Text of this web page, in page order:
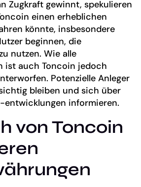
Zugkraft gewinnt, spekulieren
einen erheblichen
könnte, insbesondere
beginnen, die
nutzen. Wie alle
ist auch Toncoin jedoch
Potenzielle Anleger
bleiben und sich über
entwicklungen informieren.
von Toncoin